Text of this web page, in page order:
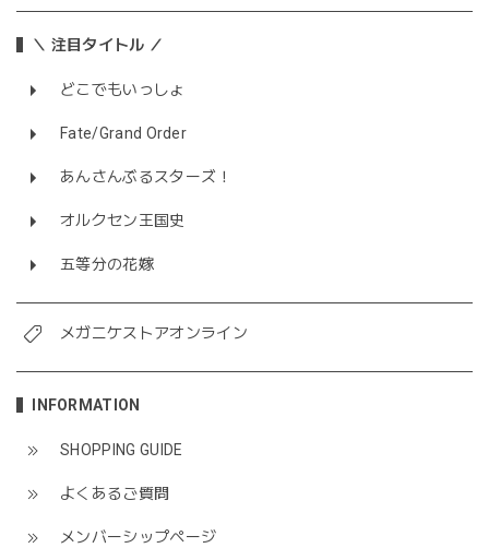
＼ 注目タイトル ／
どこでもいっしょ
Fate/Grand Order
あんさんぶるスターズ！
オルクセン王国史
五等分の花嫁
メガニケストアオンライン
INFORMATION
SHOPPING GUIDE
よくあるご質問
メンバーシップページ